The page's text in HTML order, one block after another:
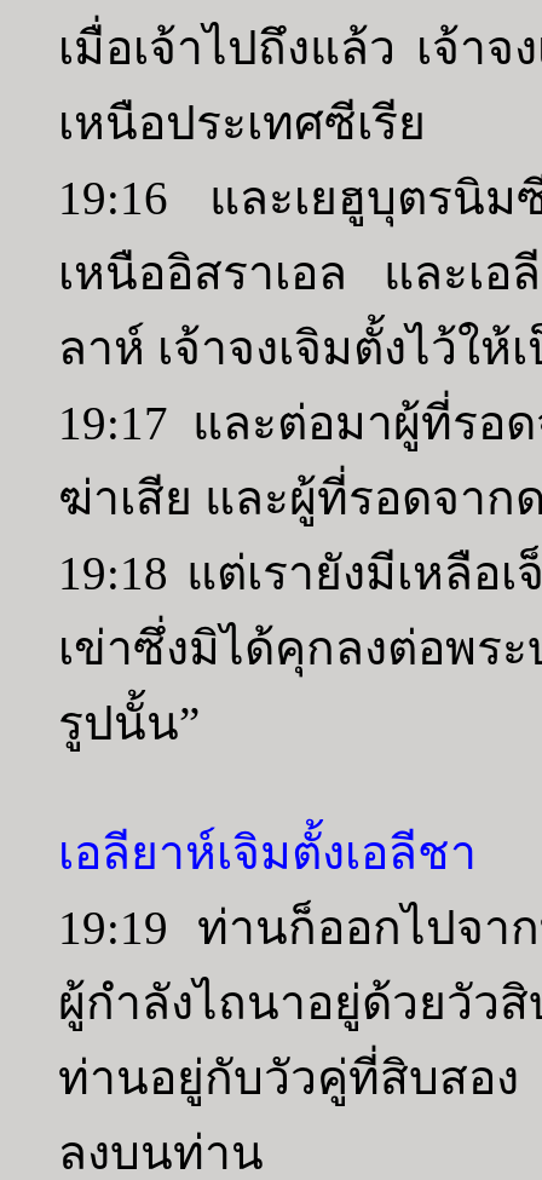
เมื่อเจ้าไปถึงแล้ว เจ้า
เหนือประเทศซีเรีย
19:16 และเยฮูบุตรนิม
เหนืออิสราเอล และเอ
ลาห์ เจ้าจงเจิมตั้งไว้ใ
19:17 และต่อมาผู้ที่รอ
ฆ่าเสีย และผู้ที่รอดจาก
19:18 แต่เรายังมีเหลือ
เข่าซึ่งมิได้คุกลงต่อพ
รูปนั้น”
เอลียาห์เจิมตั้งเอลีชา
19:19 ท่านก็ออกไปจ
ผู้กำลังไถนาอยู่ด้วยวัว
ท่านอยู่กับวัวคู่ที่สิบสอ
ลงบนท่าน